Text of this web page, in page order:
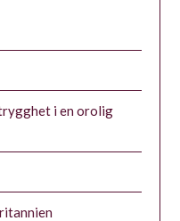
i en orolig